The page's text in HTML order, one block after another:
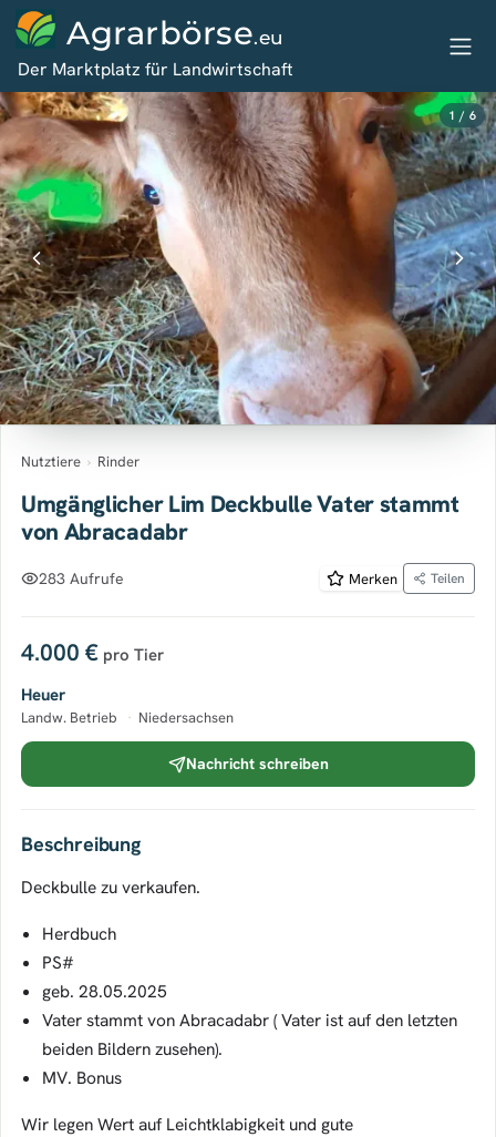
Agrarbörse.eu
Der Marktplatz für Landwirtschaft
1 / 6
Nutztiere › Rinder
Umgänglicher Lim Deckbulle Vater stammt
von Abracadabr
283 Aufrufe Merken Teilen
4.000 € pro Tier
Heuer
Landw. Betrieb · Niedersachsen
Nachricht schreiben
Beschreibung
Deckbulle zu verkaufen.
Herdbuch
PS#
geb. 28.05.2025
Vater stammt von Abracadabr ( Vater ist auf den letzten
beiden Bildern zusehen).
MV. Bonus
Wir legen Wert auf Leichtklabigkeit und gute